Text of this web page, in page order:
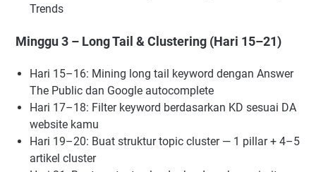
Trends
Minggu 3 – Long Tail & Clustering (Hari 15–21)
Hari 15–16: Mining long tail keyword dengan Answer
The Public dan Google autocomplete
Hari 17–18: Filter keyword berdasarkan KD sesuai DA
website kamu
Hari 19–20: Buat struktur topic cluster — 1 pillar + 4–5
artikel cluster